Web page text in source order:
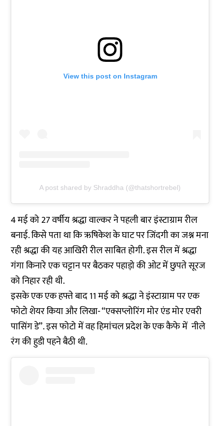
View this post on Instagram
A post shared by Shraddha (@thatshortrebel)
4 मई को 27 वर्षीय श्रद्धा वाल्कर ने पहली बार इंस्टाग्राम रील
बनाई. किसे पता था कि ऋषिकेश के घाट पर जिंदगी का जश्न मना
रही श्रद्धा की यह आखिरी रील साबित होगी. इस रील में श्रद्धा
गंगा किनारे एक चट्टान पर बैठकर पहाड़ो की ओट में छुपते सूरज
को निहार रही थी.
इसके एक एक हफ्ते बाद 11 मई को श्रद्धा ने इंस्टाग्राम पर एक
फोटो शेयर किया और लिखा- “एक्सप्लोरिंग मोर एंड मोर एवरी
पासिंग डे”. इस फोटो में वह हिमांचल प्रदेश के एक कैफे में नीले
रंग की हुडी पहने बैठी थी.